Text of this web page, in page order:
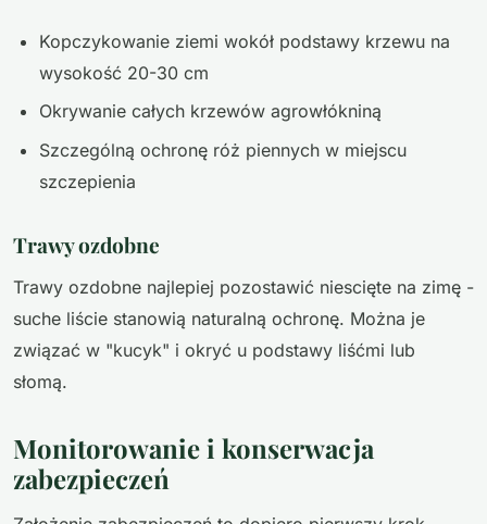
Kopczykowanie ziemi wokół podstawy krzewu na
wysokość 20-30 cm
Okrywanie całych krzewów agrowłókniną
Szczególną ochronę róż piennych w miejscu
szczepienia
Trawy ozdobne
Trawy ozdobne najlepiej pozostawić niescięte na zimę -
suche liście stanowią naturalną ochronę. Można je
związać w "kucyk" i okryć u podstawy liśćmi lub
słomą.
Monitorowanie i konserwacja
zabezpieczeń